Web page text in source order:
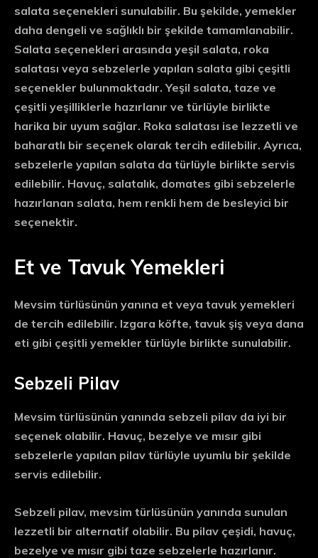
salata seçenekleri sunulabilir. Bu şekilde, yemekler
daha dengeli ve sağlıklı bir şekilde tamamlanabilir.
Salata seçenekleri arasında yeşil salata, roka
salatası veya sebzelerle yapılan salata gibi çeşitli
seçenekler bulunmaktadır. Yeşil salata, taze ve
çeşitli yeşilliklerle hazırlanır ve türlüyle birlikte
harika bir uyum sağlar. Roka salatası ise lezzetli ve
baharatlı bir seçenek olarak tercih edilebilir. Ayrıca,
sebzelerle yapılan salata da türlüyle birlikte servis
edilebilir. Havuç, salatalık, domates gibi sebzelerle
hazırlanan salata, hem renkli hem de besleyici bir
seçenektir.
Et ve Tavuk Yemekleri
Mevsim türlüsünün yanına et veya tavuk yemekleri
de tercih edilebilir. Izgara köfte, tavuk şiş veya dana
eti gibi çeşitli yemekler türlüyle birlikte sunulabilir.
Sebzeli Pilav
Mevsim türlüsünün yanında sebzeli pilav da iyi bir
seçenek olabilir. Havuç, bezelye ve mısır gibi
sebzelerle yapılan pilav türlüyle uyumlu bir şekilde
servis edilebilir.
Sebzeli pilav, mevsim türlüsünün yanında sunulan
lezzetli bir alternatif olabilir. Bu pilav çeşidi, havuç,
bezelye ve mısır gibi taze sebzelerle hazırlanır.